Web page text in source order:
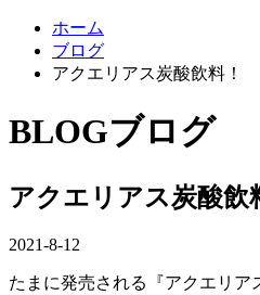
ホーム
ブログ
アクエリアス炭酸飲料！
BLOGブログ
アクエリアス炭酸飲
2021-8-12
たまに発売される『アクエリア